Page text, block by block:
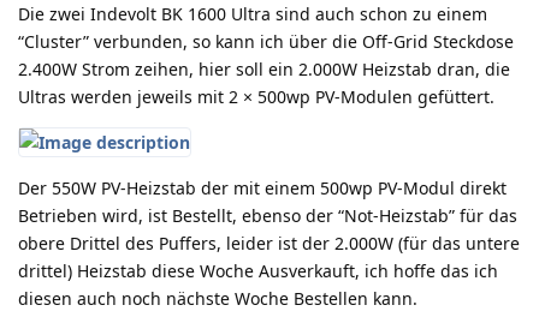
Die zwei Indevolt BK 1600 Ultra sind auch schon zu einem
“Cluster” verbunden, so kann ich über die Off-Grid Steckdose
2.400W Strom zeihen, hier soll ein 2.000W Heizstab dran, die
Ultras werden jeweils mit 2 × 500wp PV-Modulen gefüttert.
Der 550W PV-Heizstab der mit einem 500wp PV-Modul direkt
Betrieben wird, ist Bestellt, ebenso der “Not-Heizstab” für das
obere Drittel des Puffers, leider ist der 2.000W (für das untere
drittel) Heizstab diese Woche Ausverkauft, ich hoffe das ich
diesen auch noch nächste Woche Bestellen kann.